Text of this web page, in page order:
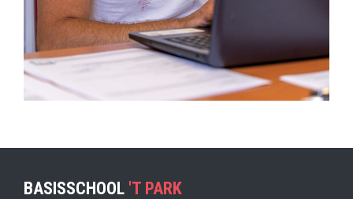
BASISSCHOOL 'T PARK